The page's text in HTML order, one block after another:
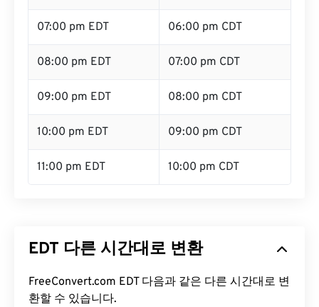
07:00 pm EDT 06:00 pm CDT
08:00 pm EDT 07:00 pm CDT
09:00 pm EDT 08:00 pm CDT
10:00 pm EDT 09:00 pm CDT
11:00 pm EDT 10:00 pm CDT
EDT 다른 시간대로 변환
FreeConvert.com EDT 다음과 같은 다른 시간대로 변
환할 수 있습니다.